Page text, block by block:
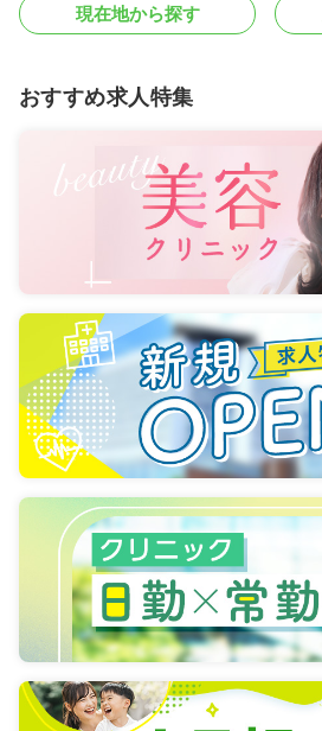
現在地から探す
おすすめ求人特集